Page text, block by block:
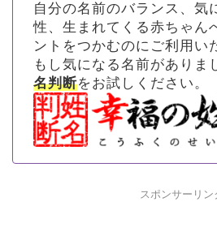
自分の名前のバランス、気
性、生まれてくる赤ちゃん
ントをつかむのにご利用い
もし気になる名前がありま
名判断をお試しください。
スポンサーリン